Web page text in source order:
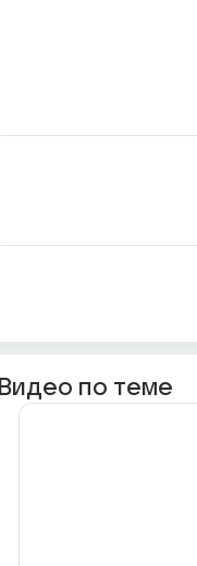
Видео по теме